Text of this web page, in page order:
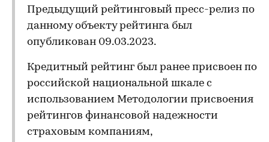
Предыдущий рейтинговый пресс-релиз по
данному объекту рейтинга был
опубликован 09.03.2023.
Кредитный рейтинг был ранее присвоен по
российской национальной шкале с
использованием Методологии присвоения
рейтингов финансовой надежности
страховым компаниям,